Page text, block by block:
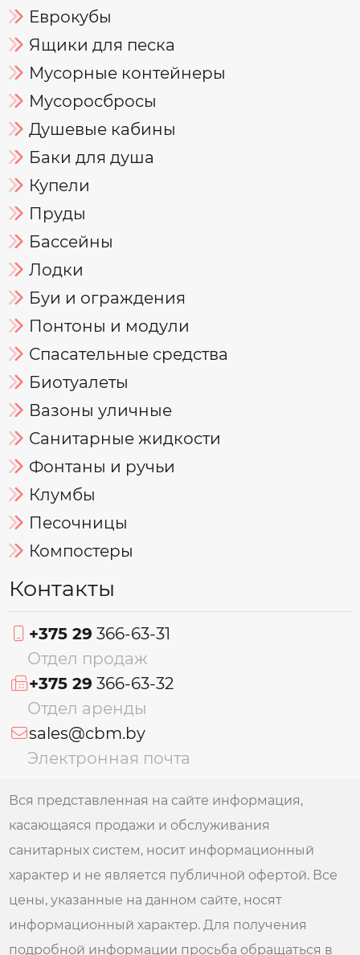
Еврокубы
Ящики для песка
Мусорные контейнеры
Мусоросбросы
Душевые кабины
Баки для душа
Купели
Пруды
Бассейны
Лодки
Буи и ограждения
Понтоны и модули
Спасательные средства
Биотуалеты
Вазоны уличные
Санитарные жидкости
Фонтаны и ручьи
Клумбы
Песочницы
Компостеры
Контакты
+375 29 366-63-31
Отдел продаж
+375 29 366-63-32
Отдел аренды
sales@cbm.by
Электронная почта
Вся представленная на сайте информация,
касающаяся продажи и обслуживания
санитарных систем, носит информационный
характер и не является публичной офертой. Все
цены, указанные на данном сайте, носят
информационный характер. Для получения
подробной информации просьба обращаться в